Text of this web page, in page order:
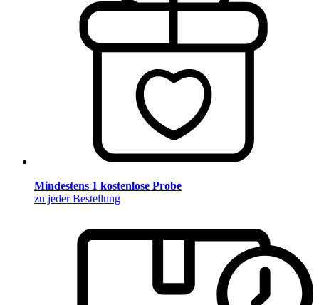
Mindestens 1 kostenlose Probe
zu jeder Bestellung